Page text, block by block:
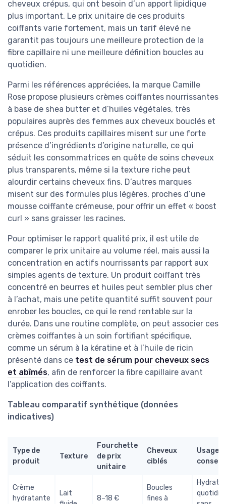
cheveux crépus, qui ont besoin d’un apport lipidique
plus important. Le prix unitaire de ces produits
coiffants varie fortement, mais un tarif élevé ne
garantit pas toujours une meilleure protection de la
fibre capillaire ni une meilleure définition boucles au
quotidien.
Parmi les références appréciées, la marque Camille
Rose propose plusieurs crèmes coiffantes nourrissantes
à base de shea butter et d’huiles végétales, très
populaires auprès des femmes aux cheveux bouclés et
crépus. Ces produits capillaires misent sur une forte
présence d’ingrédients d’origine naturelle, ce qui
séduit les consommatrices en quête de soins cheveux
plus transparents, même si la texture riche peut
alourdir certains cheveux fins. D’autres marques
misent sur des formules plus légères, proches d’une
mousse coiffante crémeuse, pour offrir un effet « boost
curl » sans graisser les racines.
Pour optimiser le rapport qualité prix, il est utile de
comparer le prix unitaire au volume réel, mais aussi la
concentration en actifs nourrissants par rapport aux
simples agents de texture. Un produit coiffant très
concentré en beurres et huiles peut sembler plus cher
à l’achat, mais une petite quantité suffit souvent pour
enrober les boucles, ce qui le rend rentable sur la
durée. Dans une routine complète, on peut associer ces
crèmes coiffantes à un soin fortifiant spécifique,
comme un sérum à la kératine et à l’huile de ricin
présenté dans ce test de sérum pour cheveux secs
et abîmés, afin de renforcer la fibre capillaire avant
l’application des coiffants.
Tableau comparatif synthétique (données
indicatives)
Type de
produit
Texture
Fourchette
de prix
unitaire
Cheveux
ciblés
Usage
Crème
hydratante
Lait
8–18 €
Boucles
fines à